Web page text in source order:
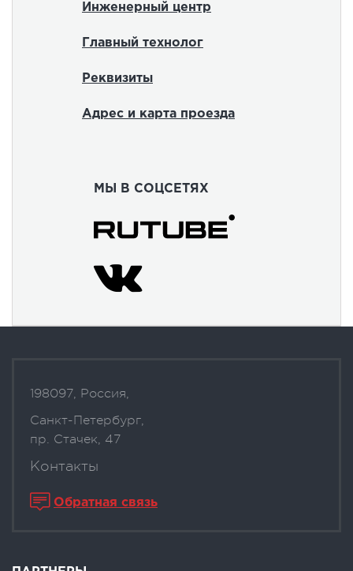
Инженерный центр
Главный технолог
Реквизиты
Адрес и карта проезда
МЫ В СОЦСЕТЯХ
198097, Россия,
Санкт-Петербург,
пр. Стачек, 47
Контакты
Обратная связь